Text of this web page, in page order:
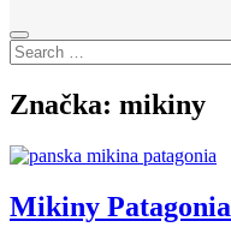
Search
for:
Značka: mikiny
Mikiny Patagonia